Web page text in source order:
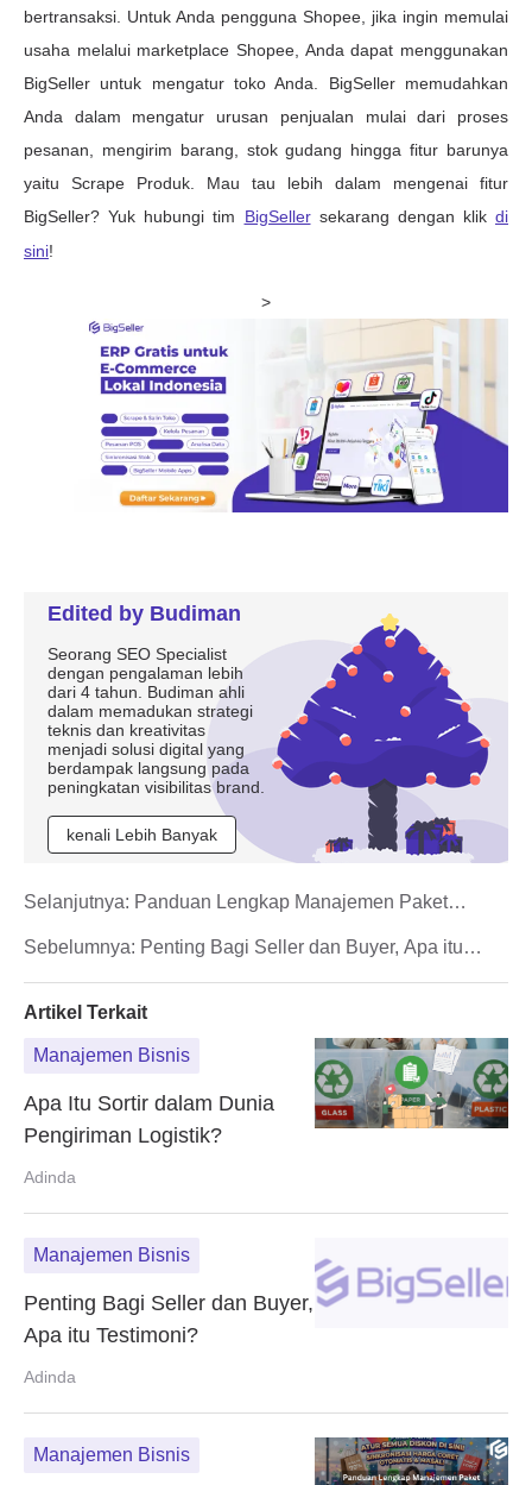
Edited by Budiman
Seorang SEO Specialist
dengan pengalaman lebih
dari 4 tahun. Budiman ahli
dalam memadukan strategi
teknis dan kreativitas
menjadi solusi digital yang
berdampak langsung pada
peningkatan visibilitas brand.
kenali Lebih Banyak
Sebelumnya: Penting Bagi Seller dan Buyer, Apa itu
Selanjutnya: Panduan Lengkap Manajemen Paket
Artikel Terkait
Manajemen Bisnis
Apa Itu Sortir dalam Dunia
Pengiriman Logistik?
Adinda
Manajemen Bisnis
Penting Bagi Seller dan Buyer,
Apa itu Testimoni?
Adinda
Manajemen Bisnis